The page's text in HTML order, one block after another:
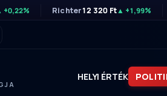
+0,22% Richter12 320 Ft▲ +1,99%
HELYI ÉRTÉK